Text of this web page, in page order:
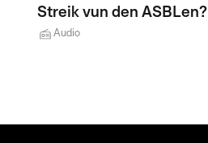
Streik vun den ASBLen?
Audio